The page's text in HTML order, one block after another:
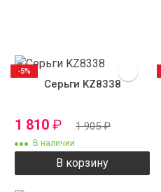
Серьги KZ8338
1 810 ₽ 1 905₽
В наличии
В корзину
-5%